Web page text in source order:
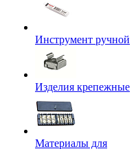
Инструмент ручной
Изделия крепежные
Материалы для